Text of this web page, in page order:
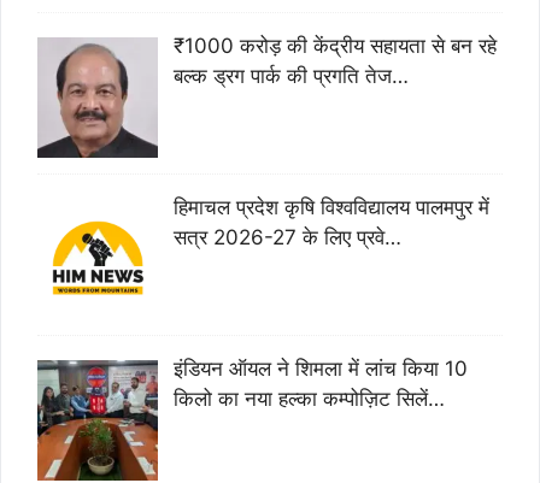
₹1000 करोड़ की केंद्रीय सहायता से बन रहे
बल्क ड्रग पार्क की प्रगति तेज…
हिमाचल प्रदेश कृषि विश्वविद्यालय पालमपुर में
सत्र 2026-27 के लिए प्रवे…
इंडियन ऑयल ने शिमला में लांच किया 10
किलो का नया हल्का कम्पोज़िट सिलें…